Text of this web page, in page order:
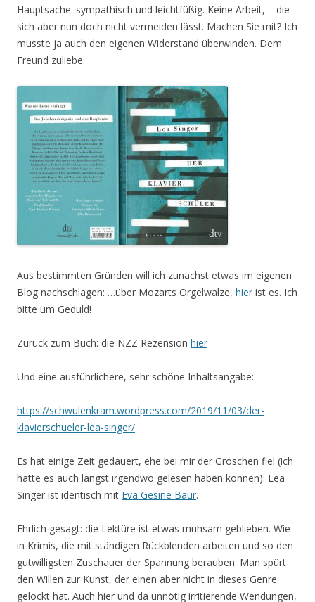
Hauptsache: sympathisch und leichtfüßig. Keine Arbeit, – die
sich aber nun doch nicht vermeiden lässt. Machen Sie mit? Ich
musste ja auch den eigenen Widerstand überwinden. Dem
Freund zuliebe.
Aus bestimmten Gründen will ich zunächst etwas im eigenen
Blog nachschlagen: …über Mozarts Orgelwalze, hier ist es. Ich
bitte um Geduld!
Zurück zum Buch: die NZZ Rezension hier
Und eine ausführlichere, sehr schöne Inhaltsangabe:
https://schwulenkram.wordpress.com/2019/11/03/der-
klavierschueler-lea-singer/
Es hat einige Zeit gedauert, ehe bei mir der Groschen fiel (ich
hätte es auch längst irgendwo gelesen haben können): Lea
Singer ist identisch mit Eva Gesine Baur.
Ehrlich gesagt: die Lektüre ist etwas mühsam geblieben. Wie
in Krimis, die mit ständigen Rückblenden arbeiten und so den
gutwilligsten Zuschauer der Spannung berauben. Man spürt
den Willen zur Kunst, der einen aber nicht in dieses Genre
gelockt hat. Auch hier und da unnötig irritierende Wendungen,